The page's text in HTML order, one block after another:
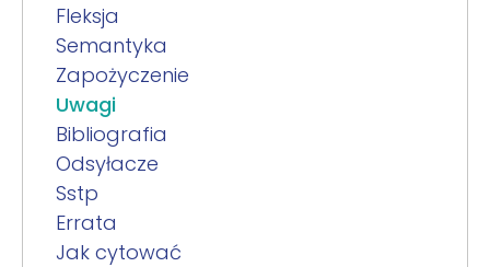
Fleksja
Semantyka
Zapożyczenie
Uwagi
Bibliografia
Odsyłacze
Sstp
Errata
Jak cytować